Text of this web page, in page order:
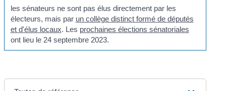
les sénateurs ne sont pas élus directement par les
électeurs, mais par un collège distinct formé de députés
et d'élus locaux. Les prochaines élections sénatoriales
ont lieu le 24 septembre 2023.